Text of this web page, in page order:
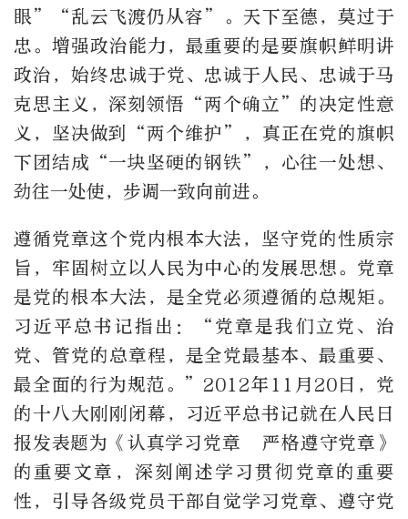
眼”“乱云飞渡仍从容”。天下至德，莫过于
忠。增强政治能力，最重要的是要旗帜鲜明讲
政治，始终忠诚于党、忠诚于人民、忠诚于马
克思主义，深刻领悟“两个确立”的决定性意
义，坚决做到“两个维护”，真正在党的旗帜
下团结成“一块坚硬的钢铁”，心往一处想、
劲往一处使，步调一致向前进。
遵循党章这个党内根本大法，坚守党的性质宗
旨，牢固树立以人民为中心的发展思想。党章
是党的根本大法，是全党必须遵循的总规矩。
习近平总书记指出：“党章是我们立党、治
党、管党的总章程，是全党最基本、最重要、
最全面的行为规范。”2012年11月20日，党
的十八大刚刚闭幕，习近平总书记就在人民日
报发表题为《认真学习党章 严格遵守党章》
的重要文章，深刻阐述学习贯彻党章的重要
性，引导各级党员干部自觉学习党章、遵守党